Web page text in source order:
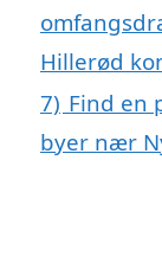
Hillerød
7) Find en
byer nær